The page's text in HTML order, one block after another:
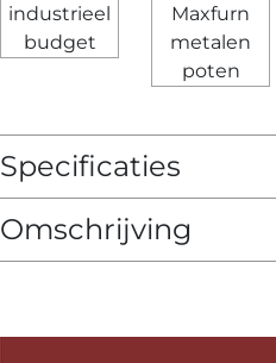
Specificaties
Omschrijving